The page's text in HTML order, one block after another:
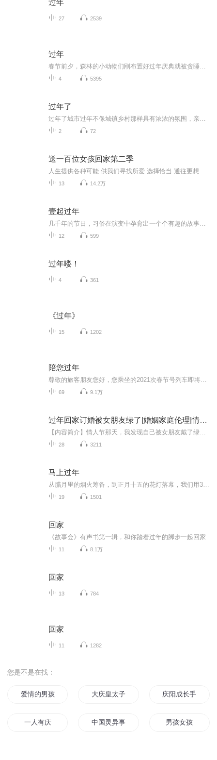
过年
27 2539
过年
4 5395
过年了
2 72
送一百位女孩回家第二季
13 14.2万
壹起过年
12 599
过年喽！
4 361
《过年》
15 1202
陪您过年
69 9.1万
过年回家订婚被女朋友绿了|婚姻家庭伦理|情感短篇
28 3211
马上过年
19 1501
回家
《故事会》有声书第一辑，和你踏着过年的脚步一起回家
11 8.1万
回家
13 784
回家
11 1282
您是不是在找：
爱情的男孩女孩 大庆皇太子 庆阳成长手札
一人有庆 中国灵异事件之重庆红衣男孩男孩女孩